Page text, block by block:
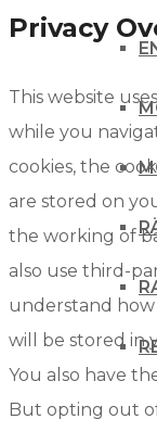
Privacy
This website
while you
cookies, the
are stored on
the working of
also use third-
understand how
will be stored in
You also have
But opting out